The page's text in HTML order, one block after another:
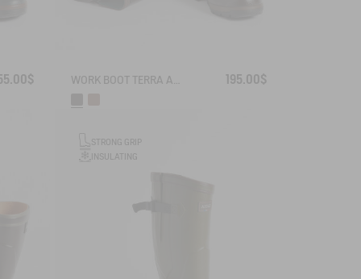
195.00$
STRONG GRIP
INSULATING